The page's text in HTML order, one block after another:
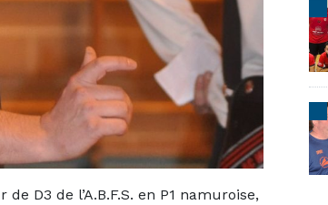
D3 de l’A.B.F.S. en P1 namuroise,